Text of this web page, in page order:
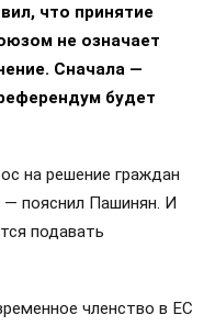
что принятие
не означает
Сначала —
будет
на решение граждан
— пояснил Пашинян. И
подавать
членство в ЕС